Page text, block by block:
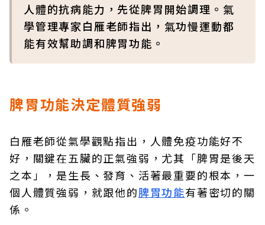
人體的抗病能力，先從脾胃開始調理。氣
學管理專家白雁老師指出，氣功慢運動都
能有效幫助調和脾胃功能。
脾胃功能決定體質強弱
白雁老師從氣學觀點指出，人體免疫功能好不
好，關鍵在五臟的正氣強弱，尤其「脾胃是後天
之本」，是生長、發育、活著最重要的根本，一
個人體質強弱，就跟他的脾胃功能有著密切的關
係。